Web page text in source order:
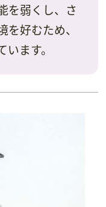
を弱くし、さ
好むため、
ます。